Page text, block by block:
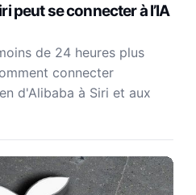
peut se connecter à l’IA
de 24 heures plus
connecter
d'Alibaba à Siri et aux